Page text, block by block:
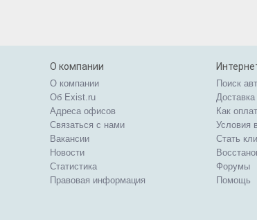
О компании
О компании
Об Exist.ru
Адреса офисов
Связаться с нами
Вакансии
Новости
Статистика
Правовая информация
Поиск
Доставка
Как
Условия
Стать
Форумы
Помощь